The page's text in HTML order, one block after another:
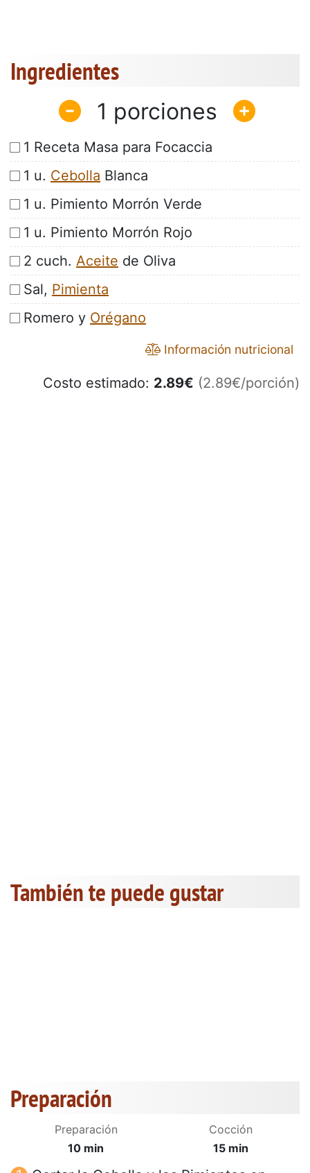
Ingredientes
1
1 Receta Masa para Focaccia
1 u. Cebolla Blanca
1 u. Pimiento Morrón Verde
1 u. Pimiento Morrón Rojo
2 cuch. Aceite de Oliva
Sal, Pimienta
Romero y Orégano
Información nutricional
Costo estimado: 2.89€ (2.89€/porción)
También te puede gustar
Preparación
Preparación
10 min
Cocción
15 min